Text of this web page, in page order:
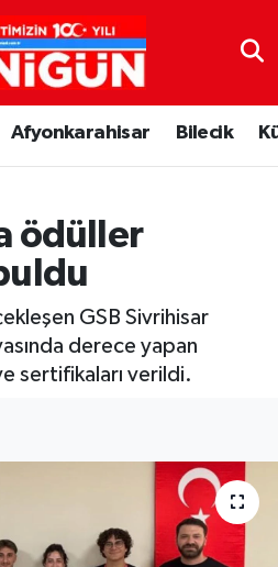
Afyonkarahisar Bilecik
ödüller
GSB Sivrihisar
derece yapan
sertifikaları verildi.
ve Fikstür